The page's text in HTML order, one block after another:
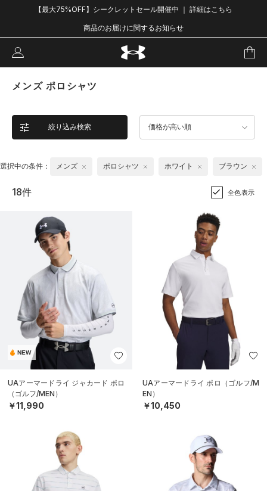
【最大75%OFF】シークレットセール開催中 ｜ 詳細はこちら
商品のお届けに関するお知らせ
メンズ ポロシャツ
絞り込み検索 価格が高い順
選択中の条件： メンズ ポロシャツ ホワイト ブラウン
18件 全色表示
NEW
UAアーマードライ ジャカード ポロ
（ゴルフ/MEN）
￥11,990
UAアーマードライ ポロ（ゴルフ/M
EN）
￥10,450